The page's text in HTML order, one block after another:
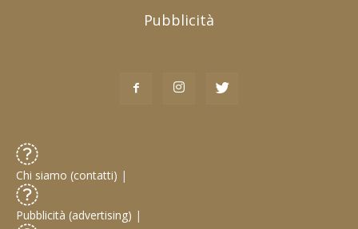
Pubblicità
Chi siamo (contatti) |
Pubblicità (advertising) |